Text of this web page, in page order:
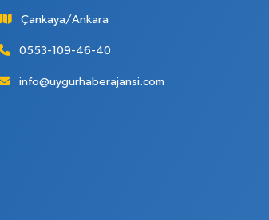
Çankaya/Ankara
0553-109-46-40
info@uygurhaberajansi.com